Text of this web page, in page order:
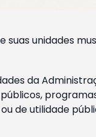
suas unidades
da
de utilidade